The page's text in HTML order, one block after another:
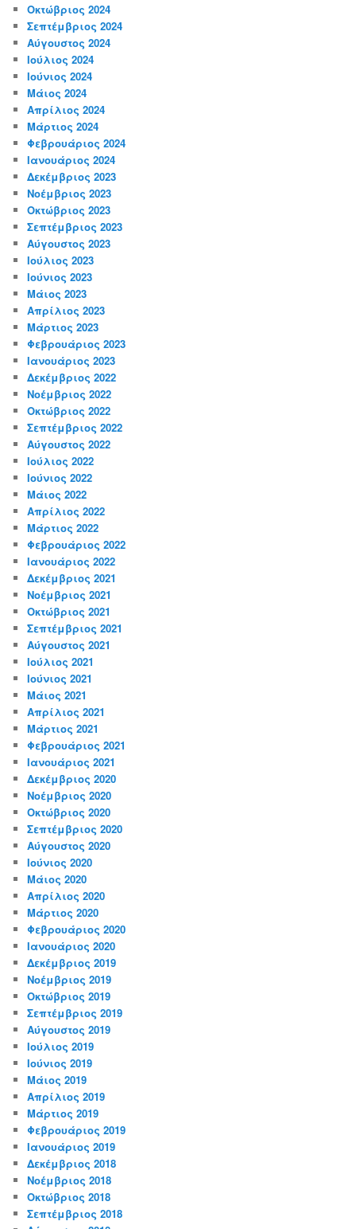
Οκτώβριος 2024
Σεπτέμβριος 2024
Αύγουστος 2024
Ιούλιος 2024
Ιούνιος 2024
Μάιος 2024
Απρίλιος 2024
Μάρτιος 2024
Φεβρουάριος 2024
Ιανουάριος 2024
Δεκέμβριος 2023
Νοέμβριος 2023
Οκτώβριος 2023
Σεπτέμβριος 2023
Αύγουστος 2023
Ιούλιος 2023
Ιούνιος 2023
Μάιος 2023
Απρίλιος 2023
Μάρτιος 2023
Φεβρουάριος 2023
Ιανουάριος 2023
Δεκέμβριος 2022
Νοέμβριος 2022
Οκτώβριος 2022
Σεπτέμβριος 2022
Αύγουστος 2022
Ιούλιος 2022
Ιούνιος 2022
Μάιος 2022
Απρίλιος 2022
Μάρτιος 2022
Φεβρουάριος 2022
Ιανουάριος 2022
Δεκέμβριος 2021
Νοέμβριος 2021
Οκτώβριος 2021
Σεπτέμβριος 2021
Αύγουστος 2021
Ιούλιος 2021
Ιούνιος 2021
Μάιος 2021
Απρίλιος 2021
Μάρτιος 2021
Φεβρουάριος 2021
Ιανουάριος 2021
Δεκέμβριος 2020
Νοέμβριος 2020
Οκτώβριος 2020
Σεπτέμβριος 2020
Αύγουστος 2020
Ιούνιος 2020
Μάιος 2020
Απρίλιος 2020
Μάρτιος 2020
Φεβρουάριος 2020
Ιανουάριος 2020
Δεκέμβριος 2019
Νοέμβριος 2019
Οκτώβριος 2019
Σεπτέμβριος 2019
Αύγουστος 2019
Ιούλιος 2019
Ιούνιος 2019
Μάιος 2019
Απρίλιος 2019
Μάρτιος 2019
Φεβρουάριος 2019
Ιανουάριος 2019
Δεκέμβριος 2018
Νοέμβριος 2018
Οκτώβριος 2018
Σεπτέμβριος 2018